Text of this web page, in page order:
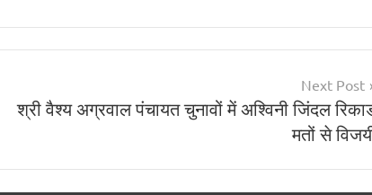
Next Post
श्री वैश्य अग्रवाल पंचायत चुनावों में अश्विनी जिंदल
मतों से